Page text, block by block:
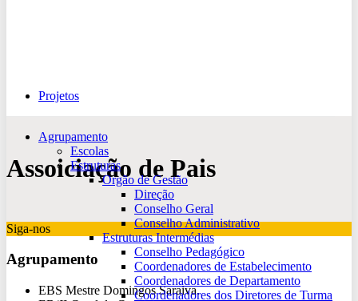
Projetos
Agrupamento
Escolas
Estruturas
Orgão de Gestão
Direção
Conselho Geral
Conselho Administrativo
Estruturas Intermédias
Conselho Pedagógico
Coordenadores de Estabelecimento
Coordenadores de Departamento
Coordenadores dos Diretores de Turma
Assoiciação de Pais
Siga-nos
Agrupamento
EBS Mestre Domingos Saraiva.